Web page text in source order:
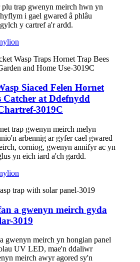
trap gwenyn meirch hwn yn
i gael gwared â phlâu
y cartref a'r ardd.
Siaced Felen Hornet
Catcher at Ddefnydd
3019C
trap gwenyn meirch melyn
arbennig ar gyfer cael gwared
corniog, gwenyn annifyr ac yn
yn eich iard a'ch gardd.
a gwenyn meirch gyda
3019
gwenyn meirch yn hongian panel
UV LED, mae'n ddaliwr
meirch awyr agored sy'n